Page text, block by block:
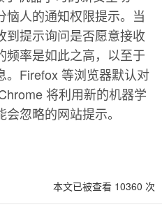
恼人的通知权限提示。当
到提示询问是否愿意接收
频率是如此之高，以至于
。Firefox 等浏览器默认对
将利用新的机器学
忽略的网站提示。
本文已被查看 10360 次